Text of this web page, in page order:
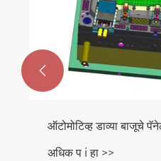
व्हॅक्यूम फर्नेस फीट
अधिक प i हा >>
